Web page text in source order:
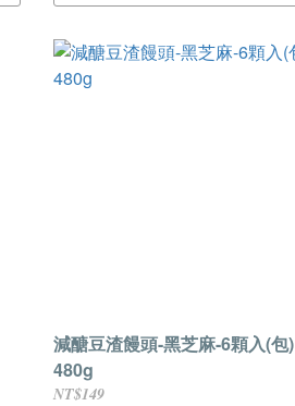
減醣豆渣饅頭-黑芝麻-6顆入(包)
480g
NT$149